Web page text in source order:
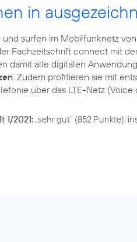
in
surfen im Mobilfunknetz
Fachzeitschrift connect mit
damit alle digitalen
. Zudem profitieren sie mit
1/2021: „sehr gut“ (852 Punkte);